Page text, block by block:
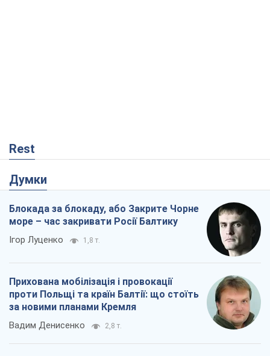
Rest
Думки
Блокада за блокаду, або Закрите Чорне
море – час закривати Росії Балтику
Ігор Луценко 1,8 т.
Прихована мобілізація і провокації
проти Польщі та країн Балтії: що стоїть
за новими планами Кремля
Вадим Денисенко 2,8 т.